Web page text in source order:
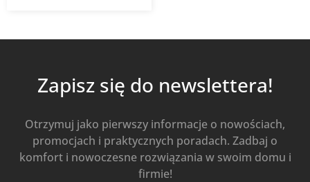
Zapisz się do newslettera!
Otrzymuj jako pierwszy informacje o nowościach,
promocjach i praktycznych poradach. Zadbaj o
komfort i nowoczesne rozwiązania w swoim domu i
firmie!